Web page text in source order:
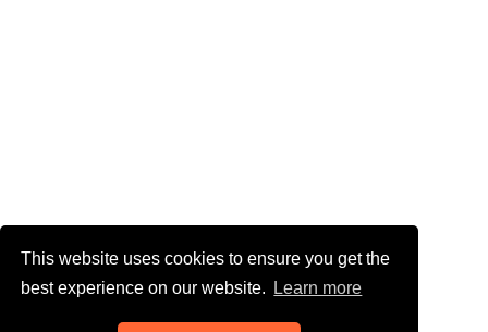
This website uses cookies to ensure you get the
best experience on our website.
Learn more